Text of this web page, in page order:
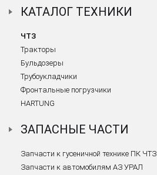
КАТАЛОГ ТЕХНИКИ
ЧТЗ
Тракторы
Бульдозеры
Трубоукладчики
Фронтальные погрузчики
HARTUNG
ЗАПАСНЫЕ ЧАСТИ
Запчасти к гусеничной технике ПК ЧТЗ
Запчасти к автомобилям АЗ УРАЛ